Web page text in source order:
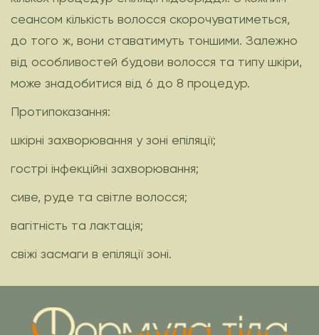
сеансом кількість волосся скорочуватиметься,
до того ж, вони ставатимуть тоншими. Залежно
від особливостей будови волосся та типу шкіри,
може знадобитися від 6 до 8 процедур.
Протипоказання:
шкірні захворювання у зоні епіляції;
гострі інфекційні захворювання;
сиве, руде та світле волосся;
вагітність та лактація;
свіжі засмаги в епіляції зоні.